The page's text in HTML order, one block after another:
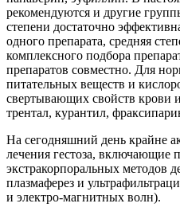
рекомендуются и другие
степени достаточно
одного препарата, средняя
комплексного подбора
препаратов совместно. Для
питательных веществ и
свертывающих свойств крови
трентал, курантил,
На сегодняшний день крайне
лечения гестоза, включающие
экстракорпоральных методов
плазмаферез и
и электро-магнитных волн).